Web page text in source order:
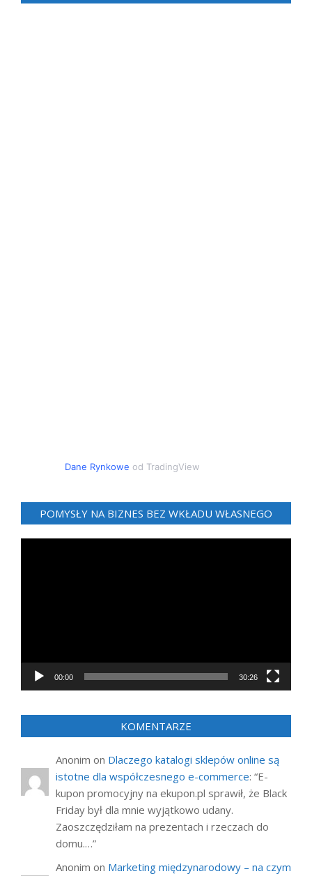
Dane Rynkowe od TradingView
POMYSŁY NA BIZNES BEZ WKŁADU WŁASNEGO
00:00 30:26
KOMENTARZE
Anonim on Dlaczego katalogi sklepów online są
istotne dla współczesnego e-commerce: “E-
kupon promocyjny na ekupon.pl sprawił, że Black
Friday był dla mnie wyjątkowo udany.
Zaoszczędziłam na prezentach i rzeczach do
domu.…”
Anonim on Marketing międzynarodowy – na czym